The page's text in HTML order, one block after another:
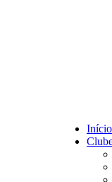
Início